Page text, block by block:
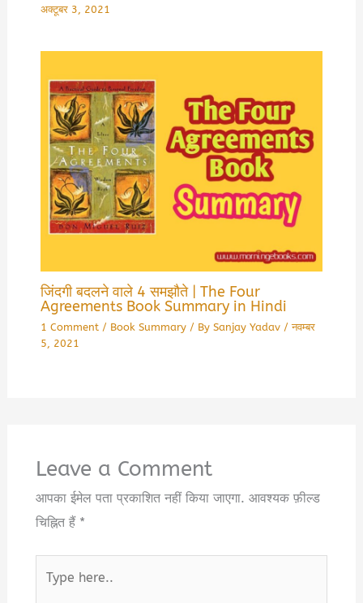
अक्टूबर 3, 2021
जिंदगी बदलने वाले 4 समझौते | The Four
Agreements Book Summary in Hindi
1 Comment / Book Summary/ By Sanjay Yadav /नवम्बर
5, 2021
Leave a Comment
आपका ईमेल पता प्रकाशित नहीं किया जाएगा. आवश्यक फ़ील्ड
चिह्नित हैं *
here..